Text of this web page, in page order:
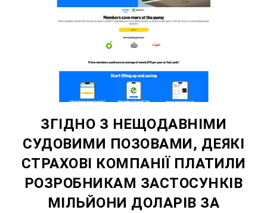
ЗГІДНО З НЕЩОДАВНІМИ
СУДОВИМИ ПОЗОВАМИ, ДЕЯКІ
СТРАХОВІ КОМПАНІЇ ПЛАТИЛИ
РОЗРОБНИКАМ ЗАСТОСУНКІВ
МІЛЬЙОНИ ДОЛАРІВ ЗА